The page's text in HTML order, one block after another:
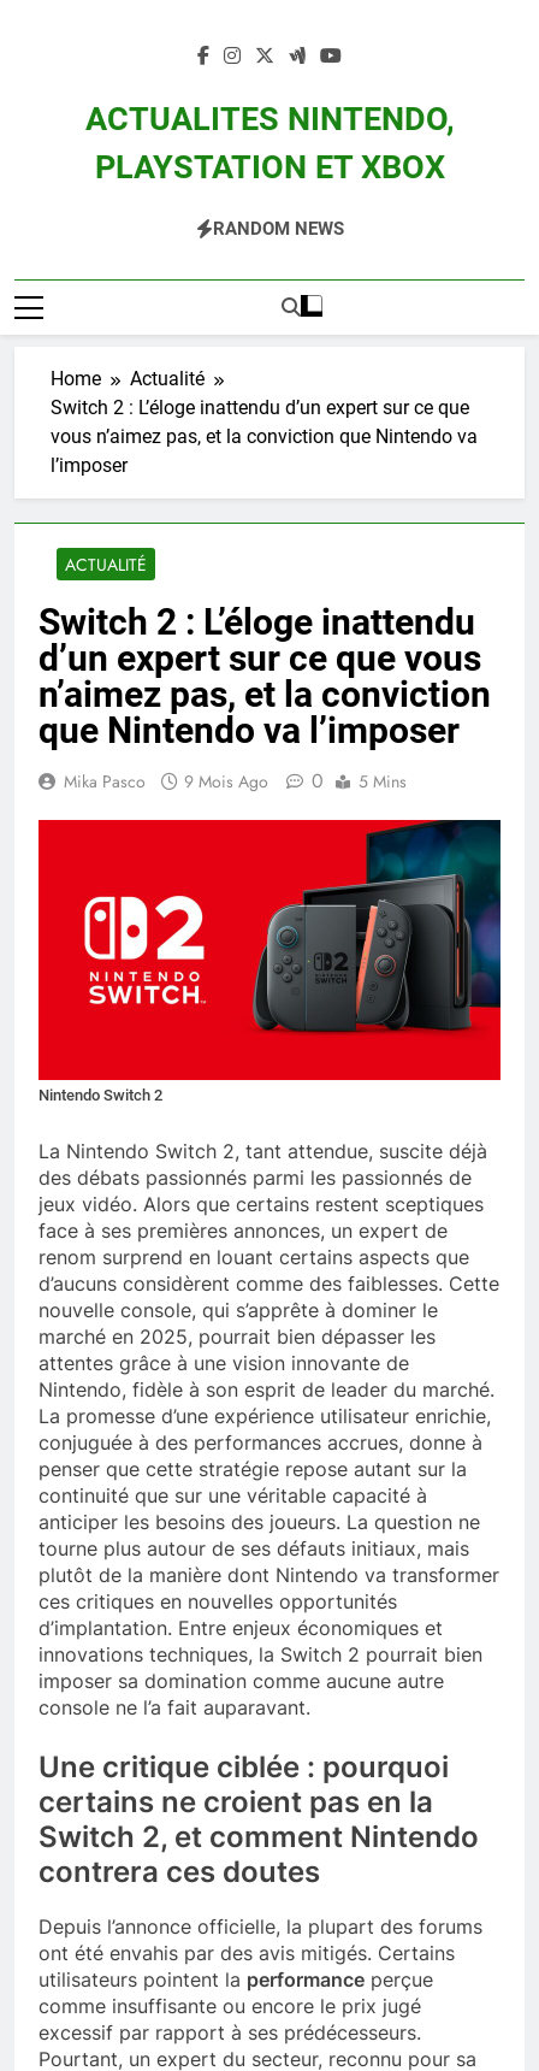
ACTUALITES NINTENDO,
PLAYSTATION ET XBOX
Zelda, Splatoon, Pokemon Entre Autres
RANDOM NEWS
Home
Actualité
Switch 2 : L’éloge inattendu d’un expert sur ce que
vous n’aimez pas, et la conviction que Nintendo va
l’imposer
ACTUALITÉ
Switch 2 : L’éloge inattendu
d’un expert sur ce que vous
n’aimez pas, et la conviction
que Nintendo va l’imposer
Mika Pasco 9 Mois Ago 0 5 Mins
Nintendo Switch 2
La Nintendo Switch 2, tant attendue, suscite déjà
des débats passionnés parmi les passionnés de
jeux vidéo. Alors que certains restent sceptiques
face à ses premières annonces, un expert de
renom surprend en louant certains aspects que
d’aucuns considèrent comme des faiblesses. Cette
nouvelle console, qui s’apprête à dominer le
marché en 2025, pourrait bien dépasser les
attentes grâce à une vision innovante de
Nintendo, fidèle à son esprit de leader du marché.
La promesse d’une expérience utilisateur enrichie,
conjuguée à des performances accrues, donne à
penser que cette stratégie repose autant sur la
continuité que sur une véritable capacité à
anticiper les besoins des joueurs. La question ne
tourne plus autour de ses défauts initiaux, mais
plutôt de la manière dont Nintendo va transformer
ces critiques en nouvelles opportunités
d’implantation. Entre enjeux économiques et
innovations techniques, la Switch 2 pourrait bien
imposer sa domination comme aucune autre
console ne l’a fait auparavant.
Une critique ciblée : pourquoi
certains ne croient pas en la
Switch 2, et comment Nintendo
contrera ces doutes
Depuis l’annonce officielle, la plupart des forums
ont été envahis par des avis mitigés. Certains
utilisateurs pointent la performance perçue
comme insuffisante ou encore le prix jugé
excessif par rapport à ses prédécesseurs.
Pourtant, un expert du secteur, reconnu pour sa